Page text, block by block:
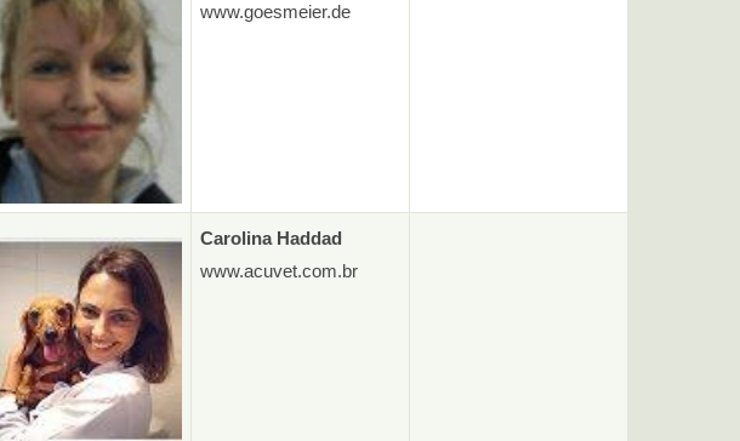
www.goesmeier.de
Carolina Haddad
www.acuvet.com.br